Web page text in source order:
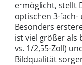
ermöglicht, stellt
optischen 3-fach-
Besonders
ist viel größer als
vs. 1/2,55-Zoll)
Bildqualität